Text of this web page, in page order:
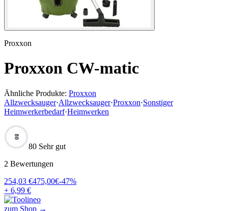
Proxxon
Proxxon CW-matic
Ähnliche Produkte: Proxxon
Allzwecksauger·Allzwecksauger·Proxxon·Sonstiger
Heimwerkerbedarf·Heimwerken
80
80 Sehr gut
2 Bewertungen
254,03 €475,00€-47%
+ 6,99 €
zum Shop →